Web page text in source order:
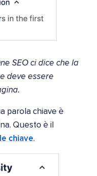
SEO ci dice che la
deve essere
parola chiave è
Questo è il
chiave.